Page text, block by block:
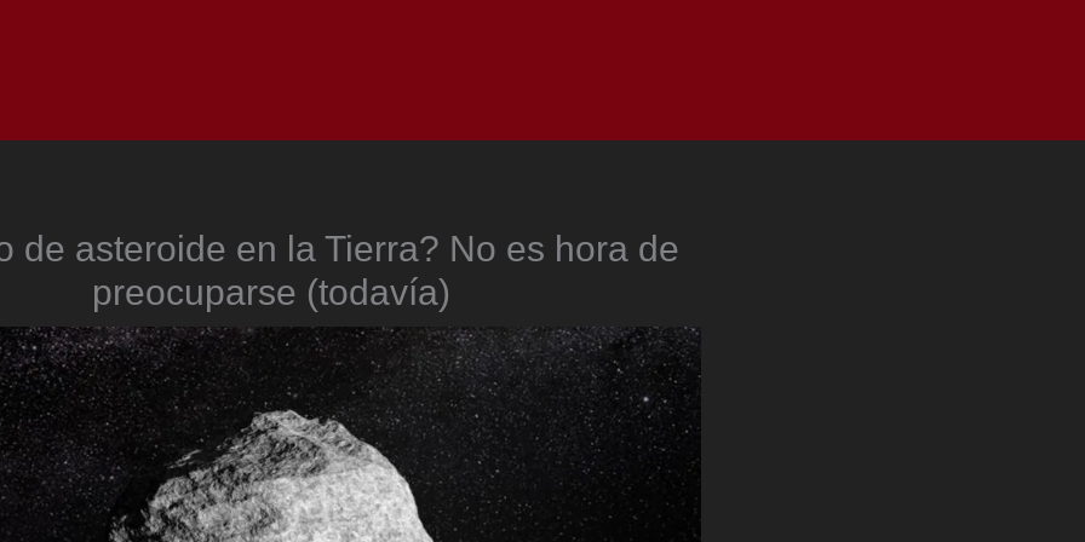
de asteroide en la Tierra? No es hora de
preocuparse (todavía)